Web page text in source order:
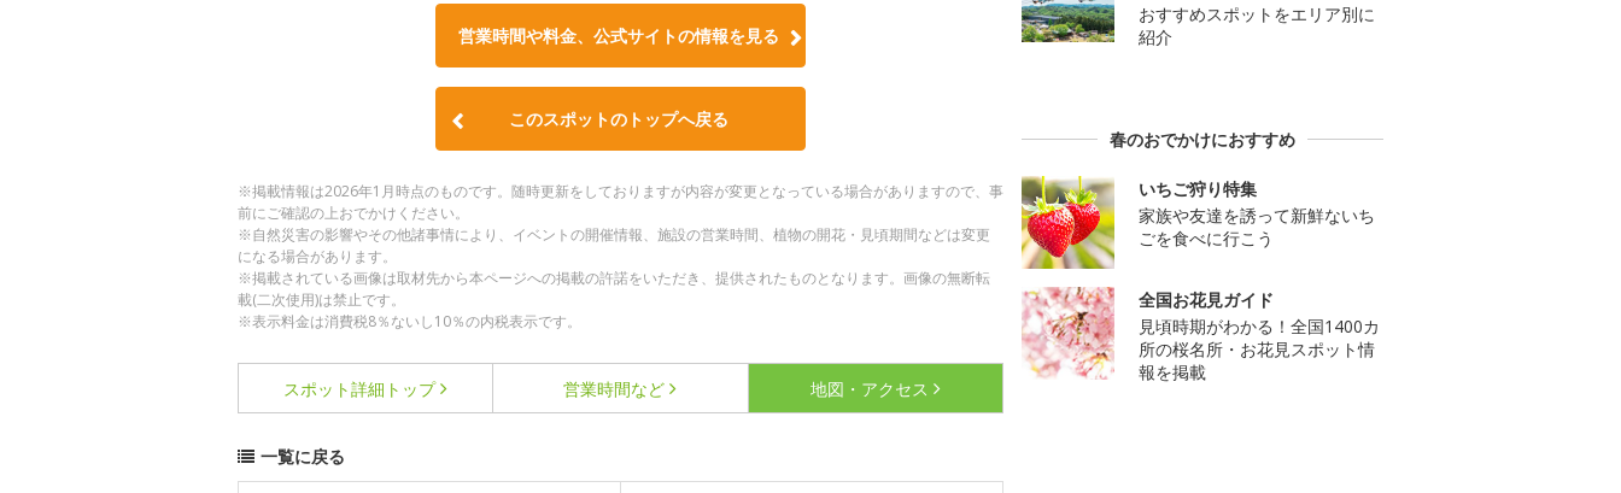
営業時間や料金、公式サイトの情報を見る
このスポットのトップへ戻る
※掲載情報は2026年1月時点のものです。随時更新をしておりますが内容が変更となっている場合がありますので、事
前にご確認の上おでかけください。
※自然災害の影響やその他諸事情により、イベントの開催情報、施設の営業時間、植物の開花・見頃期間などは変更
になる場合があります。
※掲載されている画像は取材先から本ページへの掲載の許諾をいただき、提供されたものとなります。画像の無断転
載(二次使用)は禁止です。
※表示料金は消費税8％ないし10％の内税表示です。
スポット詳細 トップ 営業時間など 地図・アクセス
一覧に戻る
おすすめスポットをエリア別に
紹介
春のおでかけにおすすめ
いちご狩り特集
家族や友達を誘って新鮮ないち
ごを食べに行こう
全国お花見ガイド
見頃時期がわかる！全国1400カ
所の桜名所・お花見スポット情
報を掲載